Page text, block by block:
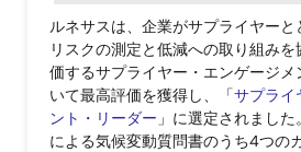
ルネサスは、企業がサプライヤー
リスクの測定と低減への取り組み
価するサプライヤー・エンゲージメ
いて最高評価を獲得し、「サプライ
ント・リーダー 」に選定されまし
による気候変動質問書のうち4つの